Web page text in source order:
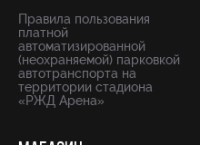
Правила пользования
платной
автоматизированной
(неохраняемой) парковкой
автотранспорта на
территории стадиона
«РЖД Арена»